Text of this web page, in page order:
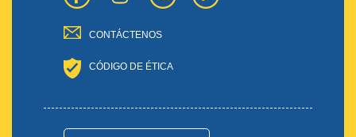
CONTÁCTENOS
CÓDIGO DE ÉTICA